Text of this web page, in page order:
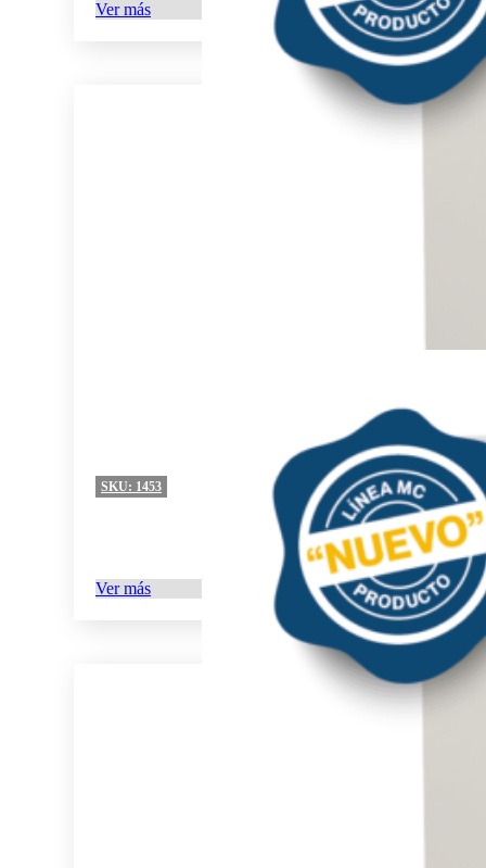
Ver más
SKU: 1453
Ver más